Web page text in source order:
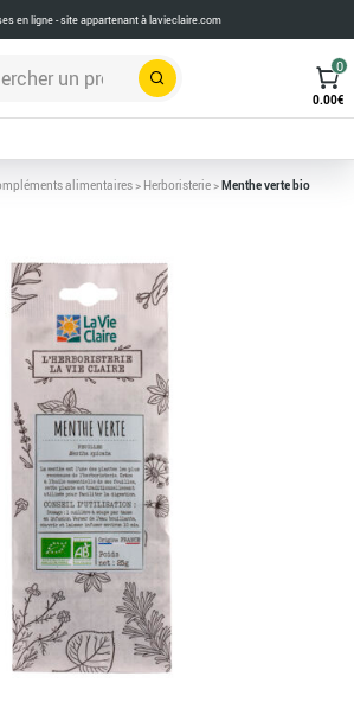
en ligne - site appartenant àlavieclaire.com
Rechercher
0
0.00€
alimentaires> Herboristerie>Menthe verte bio